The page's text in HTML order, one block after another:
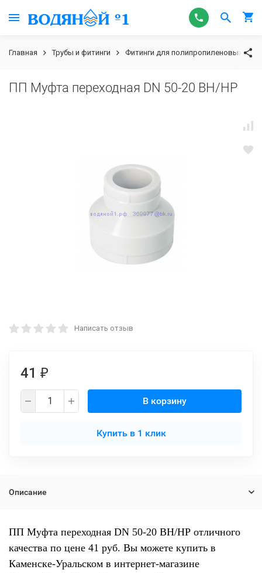
Главная Трубы и фитинги Фитинги для полипропиленовых труб
ПП Муфта переходная DN 50-20 ВН/НР
Написать отзыв
41 ₽
В корзину
Купить в 1 клик
Описание
ПП Муфта переходная DN 50-20 ВН/НР отличного
качества по цене 41 руб. Вы можете купить в
Каменске-Уральском в интернет-магазине